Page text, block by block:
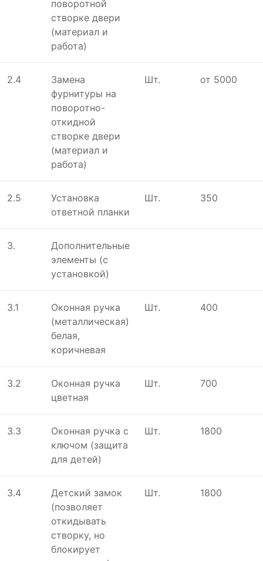
поворотной
створке двери
(материал и
работа)
2.4
Замена
фурнитуры на
поворотно-
откидной
створке двери
(материал и
работа)
Шт. от 5000
2.5
Установка
ответной планки
Шт. 350
3.
Дополнительные
элементы (с
установкой)
3.1
Оконная ручка
(металлическая)
белая,
коричневая
Шт. 400
3.2
Оконная ручка
цветная
Шт. 700
3.3
Оконная ручка с
ключом (защита
для детей)
Шт. 1800
3.4
Детский замок
(позволяет
откидывать
створку, но
блокирует
Шт. 1800